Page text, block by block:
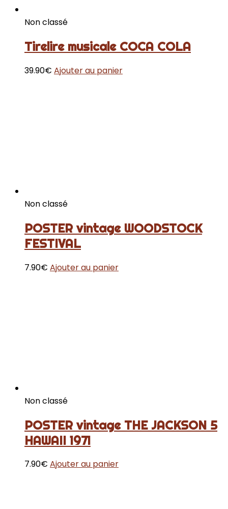
Non classé
Tirelire musicale COCA COLA
39.90€ Ajouter au panier
Non classé
POSTER vintage WOODSTOCK
FESTIVAL
7.90€ Ajouter au panier
Non classé
POSTER vintage THE JACKSON 5
HAWAII 1971
7.90€ Ajouter au panier